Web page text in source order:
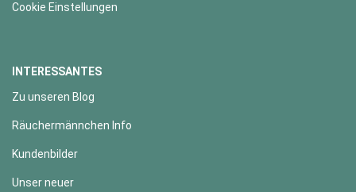
Cookie Einstellungen
INTERESSANTES
Zu unseren Blog
Räuchermännchen Info
Kundenbilder
Unser neuer